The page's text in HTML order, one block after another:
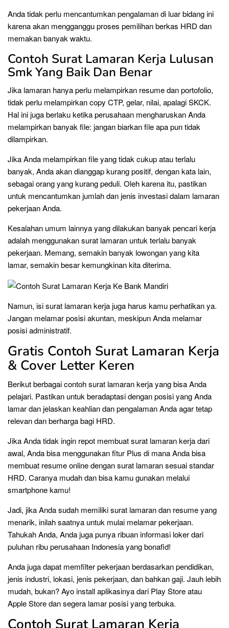
Anda tidak perlu mencantumkan pengalaman di luar bidang ini
karena akan mengganggu proses pemilihan berkas HRD dan
memakan banyak waktu.
Contoh Surat Lamaran Kerja Lulusan
Smk Yang Baik Dan Benar
Jika lamaran hanya perlu melampirkan resume dan portofolio,
tidak perlu melampirkan copy CTP, gelar, nilai, apalagi SKCK.
Hal ini juga berlaku ketika perusahaan mengharuskan Anda
melampirkan banyak file: jangan biarkan file apa pun tidak
dilampirkan.
Jika Anda melampirkan file yang tidak cukup atau terlalu
banyak, Anda akan dianggap kurang positif, dengan kata lain,
sebagai orang yang kurang peduli. Oleh karena itu, pastikan
untuk mencantumkan jumlah dan jenis investasi dalam lamaran
pekerjaan Anda.
Kesalahan umum lainnya yang dilakukan banyak pencari kerja
adalah menggunakan surat lamaran untuk terlalu banyak
pekerjaan. Memang, semakin banyak lowongan yang kita
lamar, semakin besar kemungkinan kita diterima.
Namun, isi surat lamaran kerja juga harus kamu perhatikan ya.
Jangan melamar posisi akuntan, meskipun Anda melamar
posisi administratif.
Gratis Contoh Surat Lamaran Kerja
& Cover Letter Keren
Berikut berbagai contoh surat lamaran kerja yang bisa Anda
pelajari. Pastikan untuk beradaptasi dengan posisi yang Anda
lamar dan jelaskan keahlian dan pengalaman Anda agar tetap
relevan dan berharga bagi HRD.
Jika Anda tidak ingin repot membuat surat lamaran kerja dari
awal, Anda bisa menggunakan fitur Plus di mana Anda bisa
membuat resume online dengan surat lamaran sesuai standar
HRD. Caranya mudah dan bisa kamu gunakan melalui
smartphone kamu!
Jadi, jika Anda sudah memiliki surat lamaran dan resume yang
menarik, inilah saatnya untuk mulai melamar pekerjaan.
Tahukah Anda, Anda juga punya ribuan informasi loker dari
puluhan ribu perusahaan Indonesia yang bonafid!
Anda juga dapat memfilter pekerjaan berdasarkan pendidikan,
jenis industri, lokasi, jenis pekerjaan, dan bahkan gaji. Jauh lebih
mudah, bukan? Ayo install aplikasinya dari Play Store atau
Apple Store dan segera lamar posisi yang terbuka.
Contoh Surat Lamaran Kerja